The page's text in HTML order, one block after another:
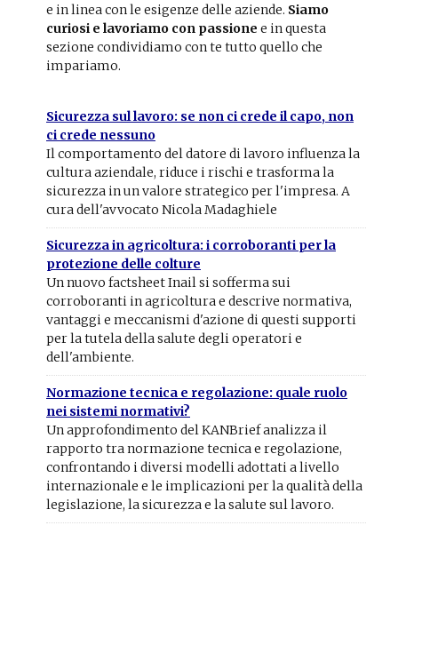
e in linea con le esigenze delle aziende. Siamo
curiosi e lavoriamo con passione e in questa
sezione condividiamo con te tutto quello che
impariamo.
Sicurezza sul lavoro: se non ci crede il capo, non
ci crede nessuno
Il comportamento del datore di lavoro influenza la
cultura aziendale, riduce i rischi e trasforma la
sicurezza in un valore strategico per l'impresa. A
cura dell'avvocato Nicola Madaghiele
Sicurezza in agricoltura: i corroboranti per la
protezione delle colture
Un nuovo factsheet Inail si sofferma sui
corroboranti in agricoltura e descrive normativa,
vantaggi e meccanismi d'azione di questi supporti
per la tutela della salute degli operatori e
dell'ambiente.
Normazione tecnica e regolazione: quale ruolo
nei sistemi normativi?
Un approfondimento del KANBrief analizza il
rapporto tra normazione tecnica e regolazione,
confrontando i diversi modelli adottati a livello
internazionale e le implicazioni per la qualità della
legislazione, la sicurezza e la salute sul lavoro.